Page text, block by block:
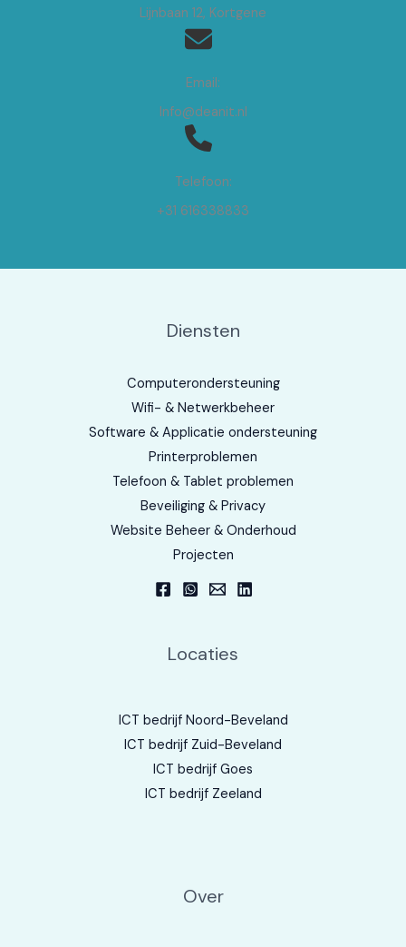
Lijnbaan 12, Kortgene
Email:
Info@deanit.nl
Telefoon:
+31 616338833
Diensten
Computerondersteuning
Wifi- & Netwerkbeheer
Software & Applicatie ondersteuning
Printerproblemen
Telefoon & Tablet problemen
Beveiliging & Privacy
Website Beheer & Onderhoud
Projecten
Locaties
ICT bedrijf Noord-Beveland
ICT bedrijf Zuid-Beveland
ICT bedrijf Goes
ICT bedrijf Zeeland
Over